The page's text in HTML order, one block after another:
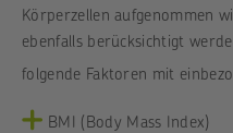
Körperzellen aufgenommen
ebenfalls berücksichtigt
folgende Faktoren mit
BMI (Body Mass Index)